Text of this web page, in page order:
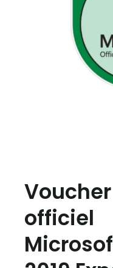
officiel